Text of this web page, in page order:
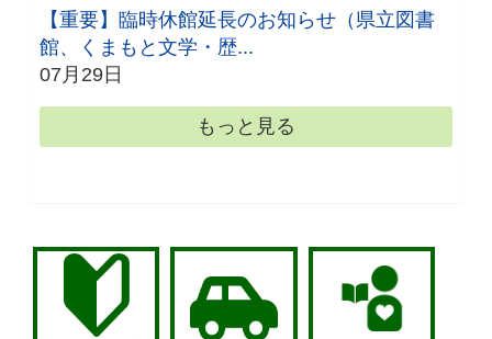
【重要】臨時休館延長のお知らせ（県立図書
館、くまもと文学・歴...
07月29日
もっと見る